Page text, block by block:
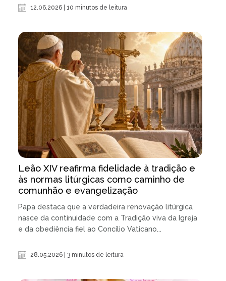
12.06.2026 | 10 minutos de leitura
Leão XIV reafirma fidelidade à tradição e
às normas litúrgicas como caminho de
comunhão e evangelização
Papa destaca que a verdadeira renovação litúrgica
nasce da continuidade com a Tradição viva da Igreja
e da obediência fiel ao Concílio Vaticano...
28.05.2026 | 3 minutos de leitura